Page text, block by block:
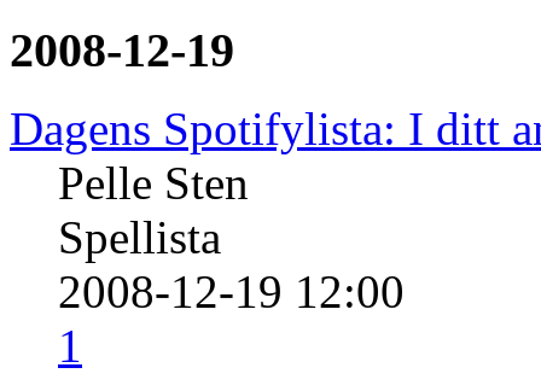
2008-12-19
Dagens Spotifylista: I ditt
Pelle Sten
Spellista
2008-12-19 12:00
1